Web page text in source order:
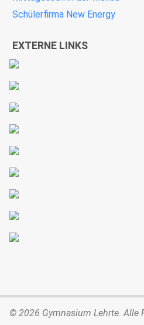
Schülerfirma New Energy
EXTERNE LINKS
© 2026 Gymnasium Lehrte. Alle